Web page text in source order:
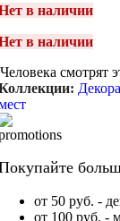
в наличии
в наличии
Человека смотрят
от 50 руб. -
от 100 руб. -